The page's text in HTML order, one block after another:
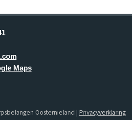
Maps
Oosternieland | Privacyverklaring